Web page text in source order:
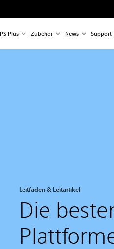
PS Plus Zubehör News Support
Leitfäden & Leitartikel
Die